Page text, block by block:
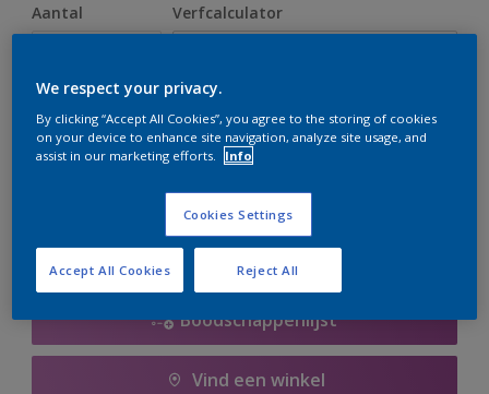
Aantal Verfcalculator
Op dit moment is het niet mogelijk dit product online
te bestellen. Houd de website in de gaten, we werken
Boodschappenlijst
Vind een winkel
We respect your privacy.
By clicking “Accept All Cookies”, you agree to the storing of cookies
on your device to enhance site navigation, analyze site usage, and
assist in our marketing efforts.
Info
Cookies Settings
Reject All
Accept All Cookies